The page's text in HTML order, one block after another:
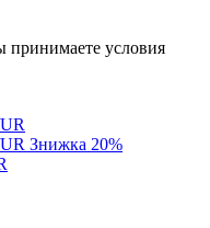
условия
Знижка 20%